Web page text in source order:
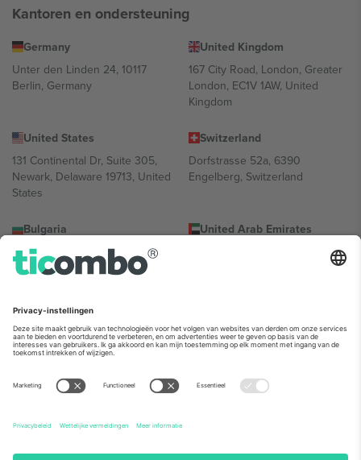
Kantoren en ondersteuning
Germany
Unter den Linden 24, 10117
Berlin, Germany
United Kingdom
167 City Road, London, Greater
London, EC1V 1AW, United
Kingdom
United States
131 Continental Dr, Suite 305,
Newark, Delaware 19713, United
States
Switzerland
Dorfstrasse 52a, 6390
Engelberg, Switzerland
Bulgaria
Regus Sofia City West, bul
Totleben 53-55, 1606 Sofia,
United Arab Emirates
UAE Dubai Silicon Oasis, DDP
Building A1, Office 302, Dubai,
Mexico
Av Chapultepec 360, Roma
Norte, Cuauhtémoc, 06700
Ciudad de México, CDMX,
Mexico
De juridische entiteit van de aanbieder van het platform kan
domein. Kijk voor meer informatie op de specifieke pagina van het